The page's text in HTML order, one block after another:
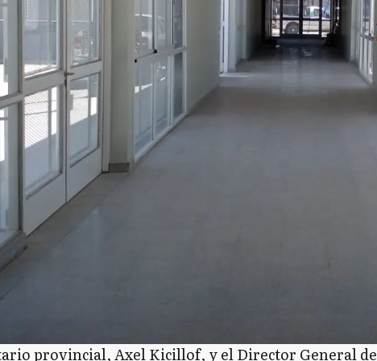
provincial, Axel Kicillof, y el Director General de